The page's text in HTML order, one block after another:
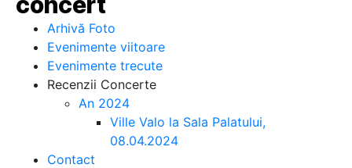
Arhivă Foto
Evenimente viitoare
Evenimente trecute
Recenzii Concerte
An 2024
Ville Valo la Sala Palatului,
08.04.2024
Contact